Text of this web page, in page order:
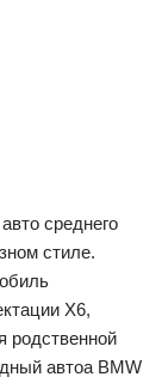
среднего
стиле.
X6,
родственной
автоа BMW